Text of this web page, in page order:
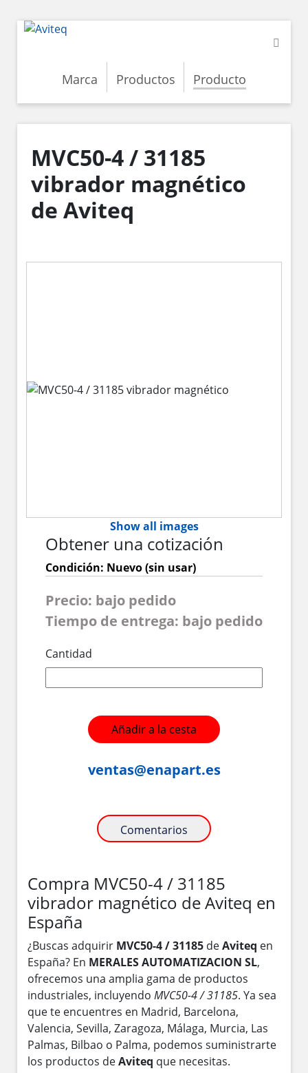
Marca Productos Producto
MVC50-4 / 31185
vibrador magnético
de Aviteq
Show all images
Obtener una cotización
Condición: Nuevo (sin usar)
Precio: bajo pedido
Tiempo de entrega: bajo pedido
Cantidad
Añadir a la cesta
ventas@enapart.es
Comentarios
Compra MVC50-4 / 31185
vibrador magnético de Aviteq en
España
¿Buscas adquirir MVC50-4 / 31185 deAviteq en
España? En MERALES AUTOMATIZACION SL,
ofrecemos una amplia gama de productos
industriales, incluyendo MVC50-4 / 31185. Ya sea
que te encuentres en Madrid, Barcelona,
Valencia, Sevilla, Zaragoza, Málaga, Murcia, Las
Palmas, Bilbao o Palma, podemos suministrarte
los productos deAviteq que necesitas.